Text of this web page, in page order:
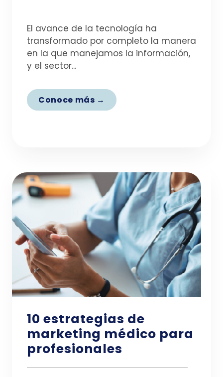
El avance de la tecnología ha
transformado por completo la manera
en la que manejamos la información,
y el sector...
Conoce más →
10 estrategias de
marketing médico para
profesionales